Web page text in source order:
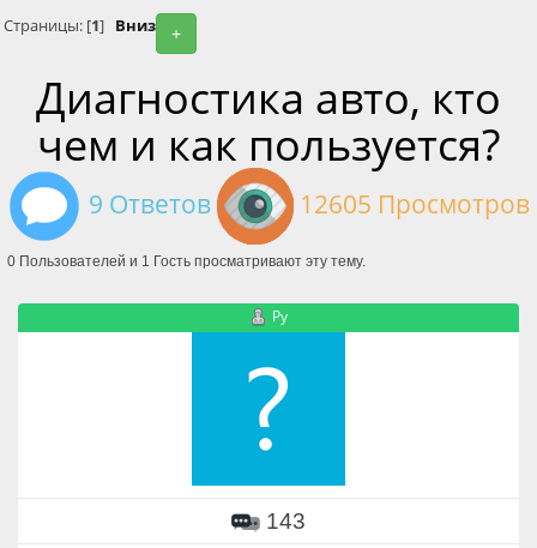
+
Страницы: [1] Вниз
Диагностика авто, кто
чем и как пользуется?
9 Ответов 12605 Просмотров
0 Пользователей и 1 Гость просматривают эту тему.
Ру
143